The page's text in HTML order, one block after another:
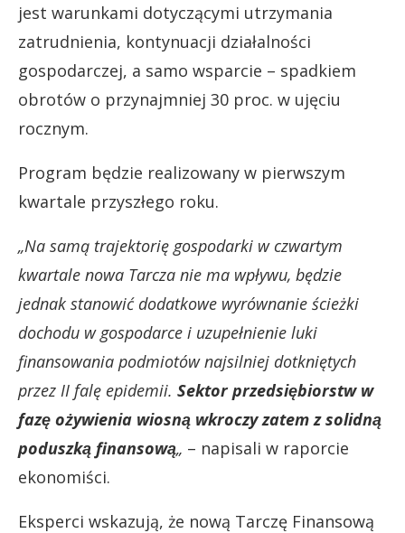
jest warunkami dotyczącymi utrzymania
zatrudnienia, kontynuacji działalności
gospodarczej, a samo wsparcie – spadkiem
obrotów o przynajmniej 30 proc. w ujęciu
rocznym.
Program będzie realizowany w pierwszym
kwartale przyszłego roku.
„Na samą trajektorię gospodarki w czwartym
kwartale nowa Tarcza nie ma wpływu, będzie
jednak stanowić dodatkowe wyrównanie ścieżki
dochodu w gospodarce i uzupełnienie luki
finansowania podmiotów najsilniej dotkniętych
przez II falę epidemii. Sektor przedsiębiorstw w
fazę ożywienia wiosną wkroczy zatem z solidną
poduszką finansową„ – napisali w raporcie
ekonomiści.
Eksperci wskazują, że nową Tarczę Finansową